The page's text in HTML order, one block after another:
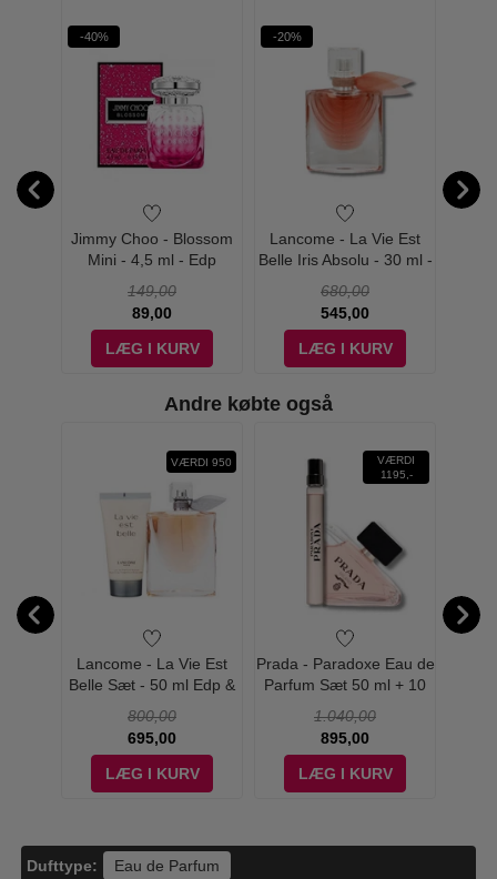
-40%
Jimmy Choo - Blossom
Mini - 4,5 ml - Edp
149,00
89,00
LÆG I KURV
-20%
Lancome - La Vie Est
Belle Iris Absolu - 30 ml -
680,00
545,00
LÆG I KURV
Andre købte også
VÆRDI 950
Lancome - La Vie Est
Belle Sæt - 50 ml Edp &
800,00
695,00
LÆG I KURV
VÆRDI
1195,-
Prada - Paradoxe Eau de
Parfum Sæt 50 ml + 10
1.040,00
895,00
LÆG I KURV
Dufttype: Eau de Parfum